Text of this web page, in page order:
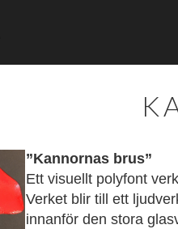
”Kannornas brus”
Ett visuellt polyfont
Verket blir till ett
innanför den stora